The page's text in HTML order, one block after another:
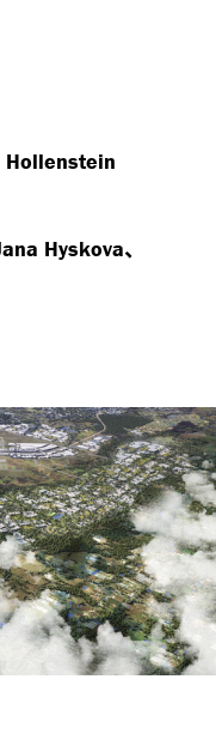
Hollenstein
Hyskova、